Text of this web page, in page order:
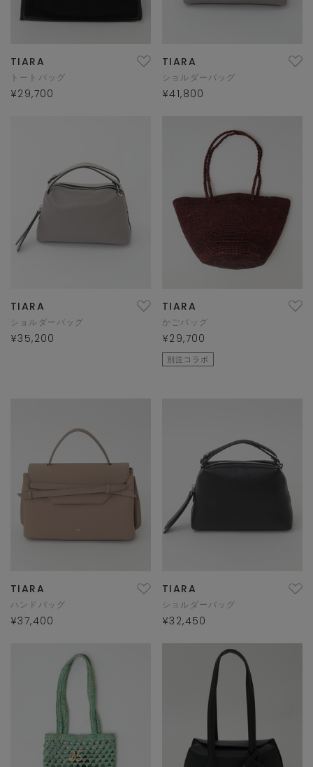
TIARA
トートバッグ
¥29,700
TIARA
ショルダーバッグ
¥41,800
TIARA
ショルダーバッグ
¥35,200
TIARA
かごバッグ
¥29,700
別注コラボ
TIARA
ハンドバッグ
¥37,400
TIARA
ショルダーバッグ
¥32,450